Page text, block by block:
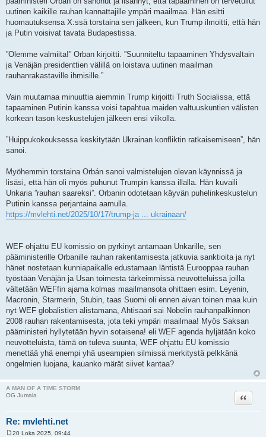
uutinen kaikille rauhan kannattajille ympäri maailmaa. Hän esitti
huomautuksensa X:ssä torstaina sen jälkeen, kun Trump ilmoitti, että hän
ja Putin voisivat tavata Budapestissa.
”Olemme valmiita!” Orban kirjoitti. ”Suunniteltu tapaaminen Yhdysvaltain
ja Venäjän presidenttien välillä on loistava uutinen maailman
rauhanrakastaville ihmisille.”
Vain muutamaa minuuttia aiemmin Trump kirjoitti Truth Socialissa, että
tapaaminen Putinin kanssa voisi tapahtua maiden valtuuskuntien välisten
korkean tason keskustelujen jälkeen ensi viikolla.
”Huippukokouksessa keskitytään Ukrainan konfliktin ratkaisemiseen”, hän
sanoi.
Myöhemmin torstaina Orbán sanoi valmistelujen olevan käynnissä ja
lisäsi, että hän oli myös puhunut Trumpin kanssa illalla. Hän kuvaili
Unkaria ”rauhan saareksi”. Orbanin odotetaan käyvän puhelinkeskustelun
Putinin kanssa perjantaina aamulla.
https://mvlehti.net/2025/10/17/trump-ja ... ukrainaan/
WEF ohjattu EU komissio on pyrkinyt antamaan Unkarille, sen
pääministerille Orbanille rauhan rakentamisesta jatkuvia sanktioita ja nyt
hänet nostetaan kunniapaikalle edustamaan läntistä Eurooppaa rauhan
työstään Venäjän ja Usan toimesta tärkeimmissä neuvotteluissa joilla
vältetään WEFfin ajama kolmas maailmansota ohittaen esim. Leyenin,
Macronin, Starmerin, Stubin, taas Suomi oli ennen aivan toinen maa kuin
nyt WEF globalistien alistamana, Ahtisaari sai Nobelin rauhanpalkinnon
2008 rauhan rakentamisesta, jota teki ympäri maailmaa! Myös Saksan
pääministeri hyllytetään hyvin sotaisena! eli WEF agenda hyljätään koko
neuvotteluista, tämä on tuleva suunta, WEF ohjattu EU komissio
menettää yhä enempi yhä useampien silmissä merkitystä pelkkänä
ongelmien luojana, kauanko märät siivet kantaa?
A MAN OF A TIME STORM
OG Jumala
Re: mvlehti.net
Lainaa
20 Loka 2025, 09:44